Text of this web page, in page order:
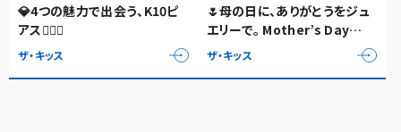
💎4つの魅力で出会う、K10ピ
アス👂🏻💎
ザ・キッス
🌷母の日に、ありがとうをジュ
エリーで。 Mother’s Day
Gift🤍🌷
ザ・キッス